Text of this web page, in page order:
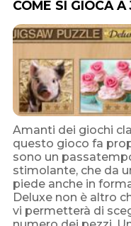
COME SI GIOCA
Amanti dei giochi
questo gioco fa
sono un
stimolante, che da
piede anche in
Deluxe non è altro
vi permetterà di